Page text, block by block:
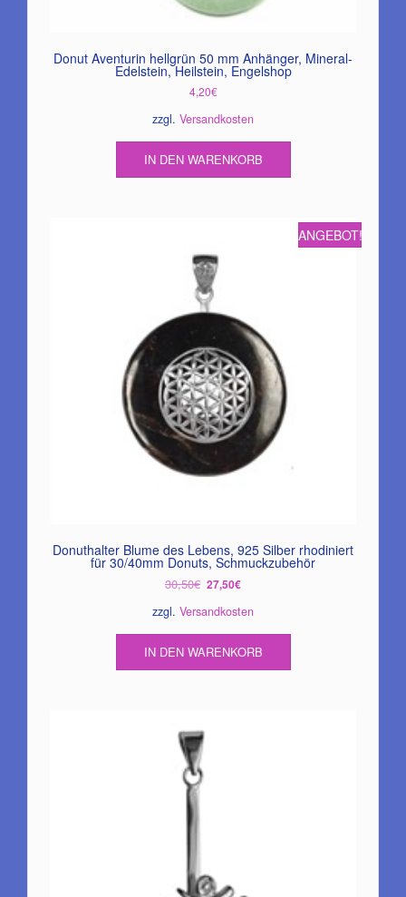
Donut Aventurin hellgrün 50 mm Anhänger, Mineral-
Edelstein, Heilstein, Engelshop
4,20€
zzgl. Versandkosten
IN DEN WARENKORB
ANGEBOT!
Donuthalter Blume des Lebens, 925 Silber rhodiniert
für 30/40mm Donuts, Schmuckzubehör
30,50€ Ursprünglicher
war:
30,50€
27,50€Aktueller
ist:
27,50€.
zzgl. Versandkosten
IN DEN WARENKORB